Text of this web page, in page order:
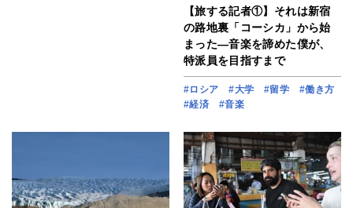
【旅する記者①】それは新宿
の路地裏「コーシカ」から始
まった―音楽を諦めた僕が、
特派員を目指すまで
#ロシア #大学 #留学
#働き方
#経済
#音楽